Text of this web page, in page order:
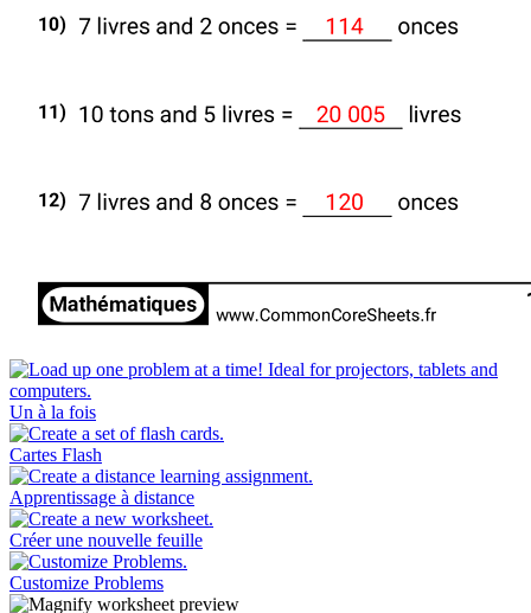
Un à la fois
Cartes Flash
Apprentissage à distance
Créer une nouvelle feuille
Customize Problems